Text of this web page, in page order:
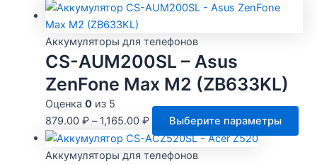
Аккумуляторы для телефонов
CS-AUM200SL – Asus
ZenFone Max M2 (ZB633KL)
Оценка 0из 5
879.00 ₽–1,165.00 ₽ Выберите параметры
Аккумуляторы для телефонов